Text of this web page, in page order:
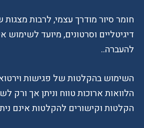
חומר סיור מודרך עצמי, לרבות
דיגיטליים וסרטונים, מיועד לשימוש
להעברה..
השימוש בהקלטות של פגישות
הלוואות ארוכות טווח וניתן אך ורק
הקלטות וקישורים להקלטות אינם